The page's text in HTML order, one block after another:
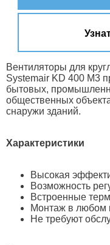
Вентиляторы для
Systemair KD 400 M3
бытовых,
общественных
снаружи зданий.
Характеристики
Высокая
Возможность
Встроенные
Монтаж в любом
Не требуют